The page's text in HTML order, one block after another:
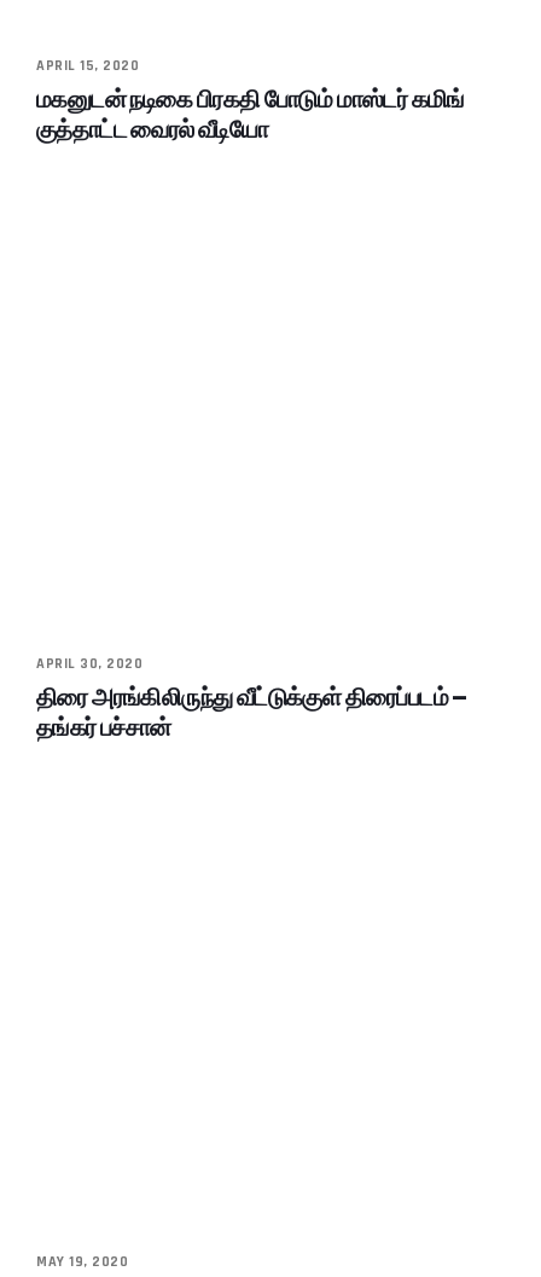
APRIL 15, 2020
மகனுடன் நடிகை பிரகதி போடும் மாஸ்டர் கமிங்
குத்தாட்ட வைரல் வீடியோ
APRIL 30, 2020
திரை அரங்கிலிருந்து வீட்டுக்குள் திரைப்படம் –
தங்கர் பச்சான்
MAY 19, 2020